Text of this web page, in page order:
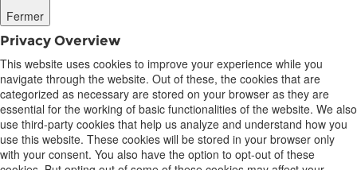
Fermer
Privacy Overview
This website uses cookies to improve your experience while you
navigate through the website. Out of these, the cookies that are
categorized as necessary are stored on your browser as they are
essential for the working of basic functionalities of the website. We also
use third-party cookies that help us analyze and understand how you
use this website. These cookies will be stored in your browser only
with your consent. You also have the option to opt-out of these